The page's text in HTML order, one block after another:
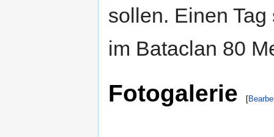
sollen. Einen
im Bataclan 80
Fotogalerie [